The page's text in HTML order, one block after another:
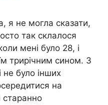
я не могла сказати,
так склалося
мені було 28, і
трирічним сином. З
не було інших
на
старанно